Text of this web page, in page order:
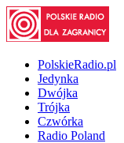
PolskieRadio.pl
Jedynka
Dwójka
Trójka
Czwórka
Radio Poland